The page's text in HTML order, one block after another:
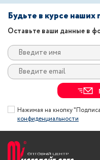
Будьте в курсе
Оставьте ваши данные в
Нажимая на кнопку
конфиденциальности